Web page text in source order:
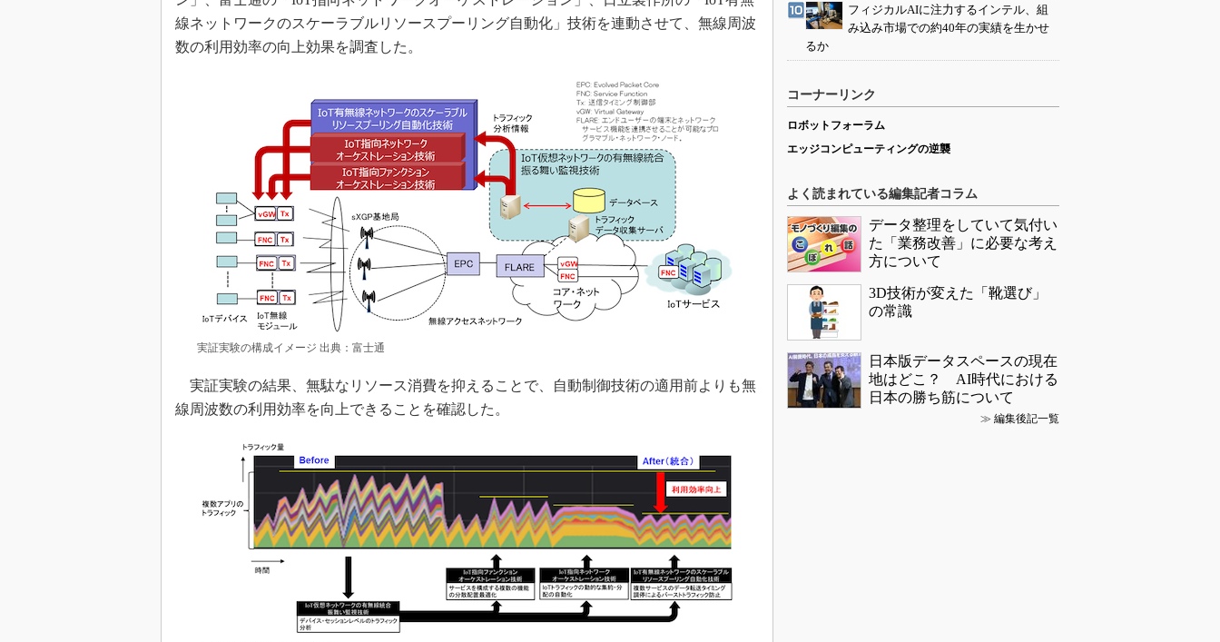
線ネットワークのスケーラブルリソースプーリング自動化」技術を連動させて、無線周波
数の利用効率の向上効果を調査した。
実証実験の構成イメージ 出典：富士通
実証実験の結果、無駄なリソース消費を抑えることで、自動制御技術の適用前よりも無
線周波数の利用効率を向上できることを確認した。
フィジカルAIに注力するインテル、組
み込み市場での約40年の実績を生かせ
るか
コーナーリンク
ロボットフォーラム
エッジコンピューティングの逆襲
よく読まれている編集記者コラム
データ整理をしていて気付い
た「業務改善」に必要な考え
方について
3D技術が変えた「靴選び」
の常識
日本版データスペースの現在
地はどこ？ AI時代における
日本の勝ち筋について
≫ 編集後記一覧